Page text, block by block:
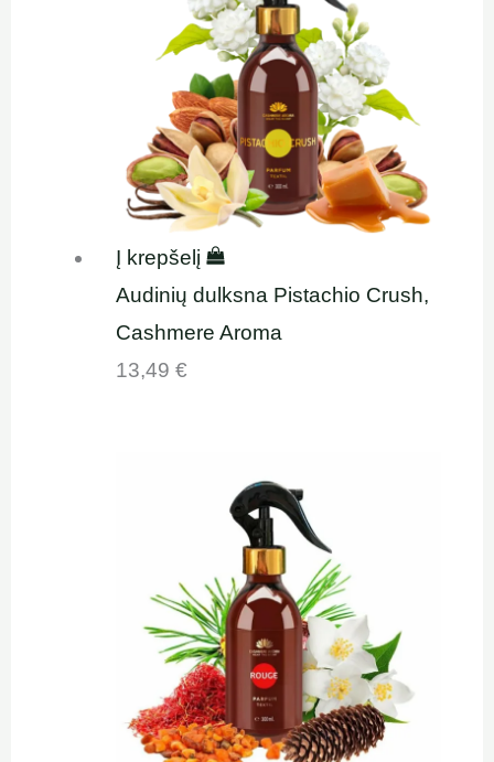
Į krepšelį
Audinių dulksna Pistachio Crush,
Cashmere Aroma
13,49€